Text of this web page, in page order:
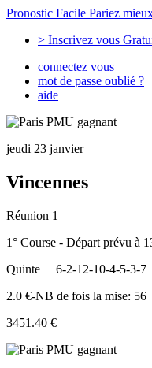
Pronostic Facile Pariez
> Inscrivez vous
connectez vous
mot de passe oublié ?
aide
jeudi 23 janvier
Vincennes
Réunion 1
1° Course - Départ prévu à
Quinte
6-2-12-10-4-5-3-7
2.0 €-NB de fois la mise: 56
3451.40 €